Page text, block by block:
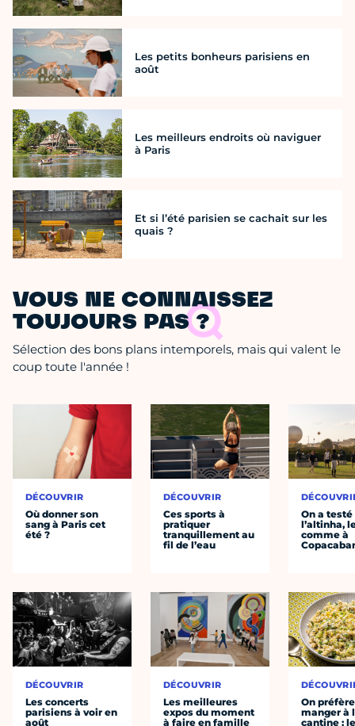
Les petits bonheurs parisiens en
août
Les meilleurs endroits où naviguer
à Paris
Et si l’été parisien se cachait sur les
quais ?
VOUS NE CONNAISSEZ
TOUJOURS PAS ?
Sélection des bons plans intemporels, mais qui valent le
coup toute l'année !
DÉCOUVRIR
Où donner son
sang à Paris cet
été ?
DÉCOUVRIR
Les concerts
parisiens à voir en
août
DÉCOUVRIR
Ces sports à
pratiquer
tranquillement au
fil de l’eau
DÉCOUVRIR
Les meilleures
expos du moment
à faire en famille
On a testé
l’altinha,
comme à
On préfère
manger à
cantine :